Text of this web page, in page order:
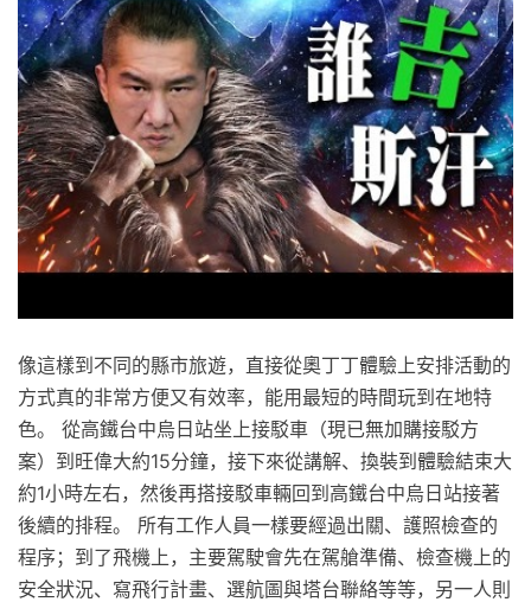
像這樣到不同的縣市旅遊，直接從奧丁丁體驗上安排活動的
方式真的非常方便又有效率，能用最短的時間玩到在地特
色。 從高鐵台中烏日站坐上接駁車（現已無加購接駁方
案）到旺偉大約15分鐘，接下來從講解、換裝到體驗結束大
約1小時左右，然後再搭接駁車輛回到高鐵台中烏日站接著
後續的排程。 所有工作人員一樣要經過出關、護照檢查的
程序；到了飛機上，主要駕駛會先在駕艙準備、檢查機上的
安全狀況、寫飛行計畫、選航圖與塔台聯絡等等，另一人則